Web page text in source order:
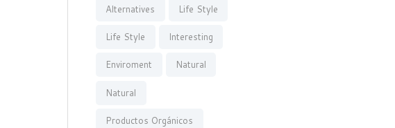
Alternatives Life Style
Life Style Interesting
Enviroment Natural
Natural
Productos Orgánicos